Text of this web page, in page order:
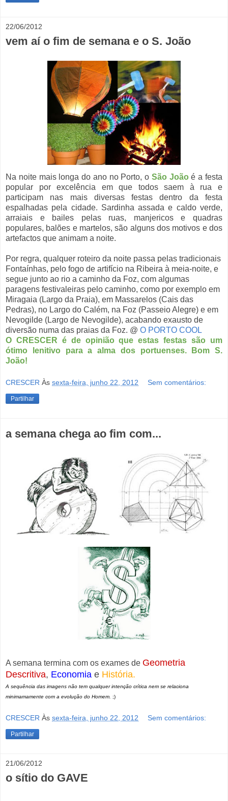
22/06/2012
vem aí o fim de semana e o S. João
Na noite mais longa do ano no Porto, o São Joãoé a festa
popular por excelência em que todos saem à rua e
participam nas mais diversas festas dentro da festa
espalhadas pela cidade. Sardinha assada e caldo verde,
arraiais e bailes pelas ruas, manjericos e quadras
populares, balões e martelos, são alguns dos motivos e dos
artefactos que animam a noite.
Por regra, qualquer roteiro da noite passa pelas tradicionais
Fontaínhas, pelo fogo de artifício na Ribeira à meia-noite, e
segue junto ao rio a caminho da Foz, com algumas
paragens festivaleiras pelo caminho, como por exemplo em
Miragaia (Largo da Praia), em Massarelos (Cais das
Pedras), no Largo do Calém, na Foz (Passeio Alegre) e em
Nevogilde (Largo de Nevogilde), acabando exausto de
diversão numa das praias da Foz. @ O PORTO COOL
O CRESCER é de opinião que estas festas são um
ótimo lenitivo para a alma dos portuenses. Bom S.
João!
CRESCER Às sexta-feira, junho 22, 2012 Sem comentários:
Partilhar
a semana chega ao fim com...
A semana termina com os exames de Geometria
Descritiva, Economia e História.
A sequência das imagens não tem qualquer intenção crítica nem se relaciona
minimamamente com a evolução do Homem.
;)
CRESCER Às sexta-feira, junho 22, 2012 Sem comentários:
Partilhar
21/06/2012
o sítio do GAVE